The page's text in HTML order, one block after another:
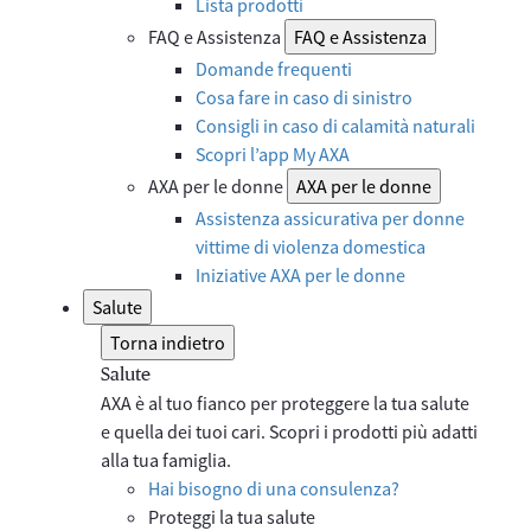
FAQ e Assistenza
FAQ e Assistenza
Domande frequenti
Cosa fare in caso di sinistro
Consigli in caso di calamità naturali
Scopri l’app My AXA
AXA per le donne AXA per le donne
Assistenza assicurativa per donne
vittime di violenza domestica
Iniziative AXA per le donne
Salute
Torna indietro
Salute
AXA è al tuo fianco per proteggere la tua salute
e quella dei tuoi cari. Scopri i prodotti più adatti
alla tua famiglia.
Hai bisogno di una consulenza?
Proteggi la tua salute